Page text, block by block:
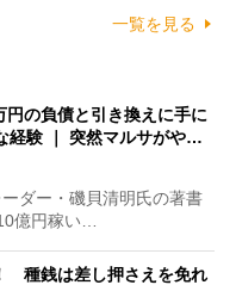
一覧を見る
円の負債と引き換えに手に
経験 ｜ 突然マルサがや…
ダー・磯貝清明氏の著書
億円稼い…
種銭は差し押さえを免れ